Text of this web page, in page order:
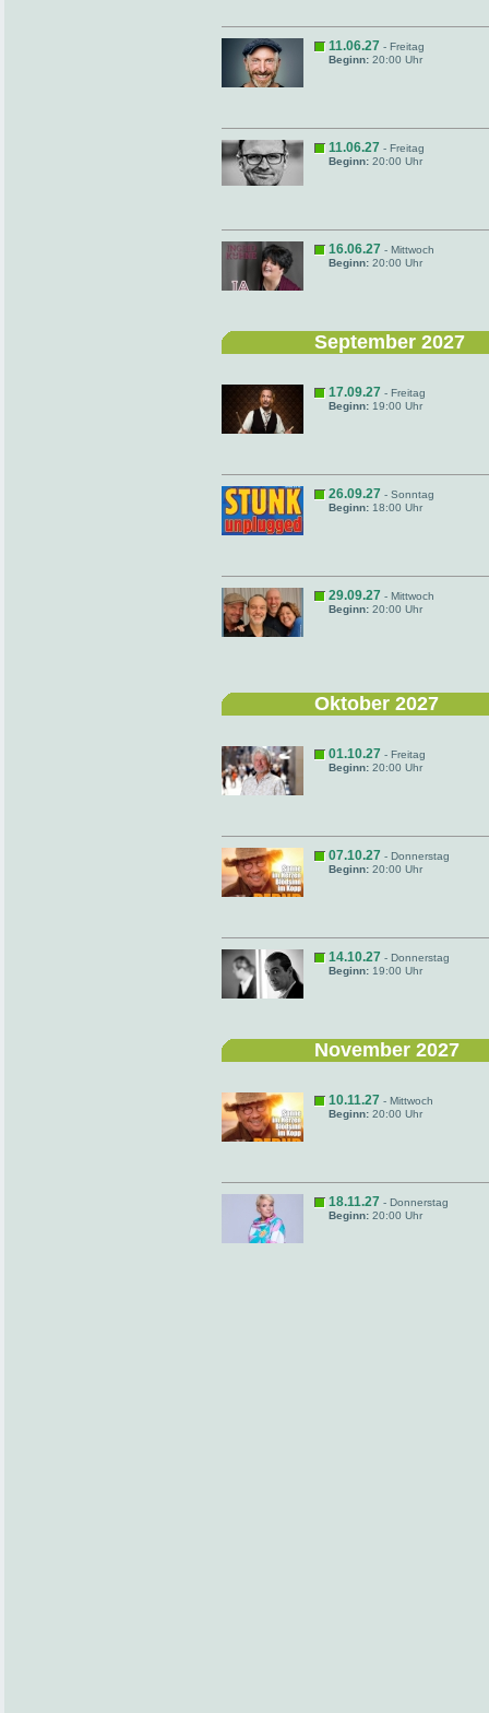
11.06.27 - Freitag
Beginn: 20:00 Uhr
11.06.27 - Freitag
Beginn: 20:00 Uhr
16.06.27 - Mittwoch
Beginn: 20:00 Uhr
September 2027
17.09.27 - Freitag
Beginn: 19:00 Uhr
26.09.27 - Sonntag
Beginn: 18:00 Uhr
29.09.27 - Mittwoch
Beginn: 20:00 Uhr
Oktober 2027
01.10.27 - Freitag
Beginn: 20:00 Uhr
07.10.27 - Donnerstag
Beginn: 20:00 Uhr
14.10.27 - Donnerstag
Beginn: 19:00 Uhr
November 2027
10.11.27 - Mittwoch
Beginn: 20:00 Uhr
18.11.27 - Donnerstag
Beginn: 20:00 Uhr